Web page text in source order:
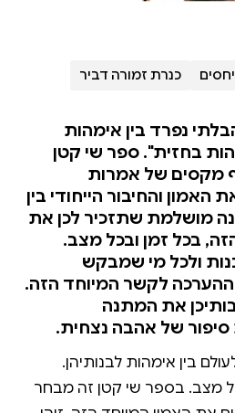
כנרת זמורה דביר
נפרד בין אימהות
בחזית". ספר שי קטן
מקסים של אמרות
האמון והחיבור הייחודי בין
מושלמת שתזכיר לכן את
בכל זמן ובכל מצב.
ולכל מי שמבקש
לקשר המיוחד הזה.
את המתנה
של אהבה נצחית.
בין אימהות לבנותיהן.
מצב. בספר שי קטן זה מבחר